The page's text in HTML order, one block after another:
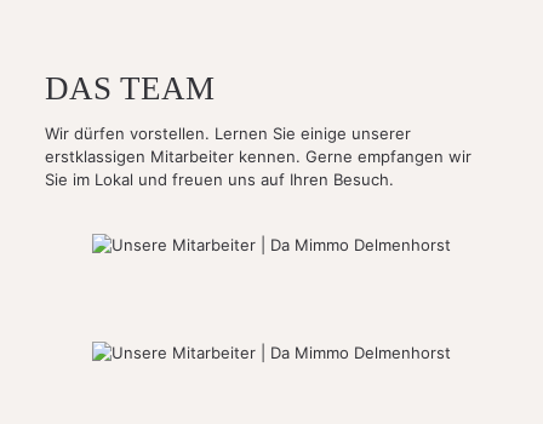
DAS TEAM
Wir dürfen vorstellen. Lernen Sie einige unserer
erstklassigen Mitarbeiter kennen. Gerne empfangen wir
Sie im Lokal und freuen uns auf Ihren Besuch.